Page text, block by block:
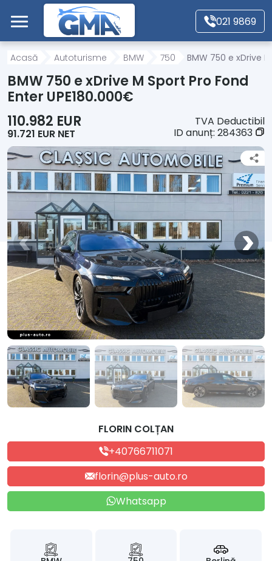
Mergi direct la conținutul principal
021 9869
Acasă
Autoturisme
Motociclete
Autoutilitare
Alte tipuri vehicule
Despre Noi
Contact
Acasă Autoturisme BMW 750 BMW 750 e xDrive
BMW 750 e xDrive M Sport Pro Fond
Enter UPE180.000€
110.982 EUR
91.721 EUR NET
TVA Deductibil
ID anunț: 284363
FLORIN COLȚAN
+40766711071
florin@plus-auto.ro
Whatsapp